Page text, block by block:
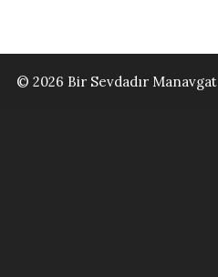
© 2026 Bir Sevdadır Manavgat